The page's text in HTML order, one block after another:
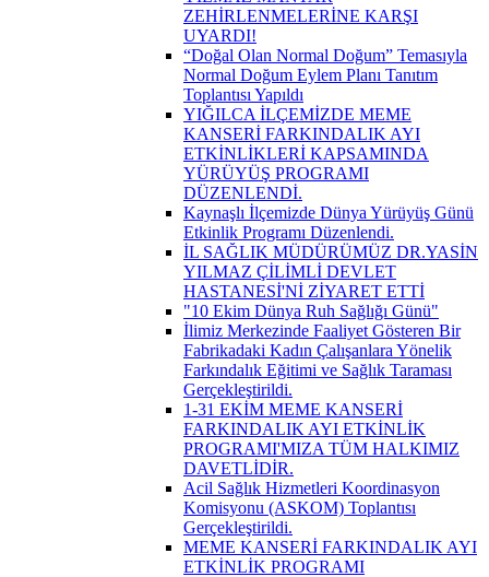
ZEHİRLENMELERİNE KARŞI
UYARDI!
“Doğal Olan Normal Doğum” Temasıyla
Normal Doğum Eylem Planı Tanıtım
Toplantısı Yapıldı
YIĞILCA İLÇEMİZDE MEME
KANSERİ FARKINDALIK AYI
ETKİNLİKLERİ KAPSAMINDA
YÜRÜYÜŞ PROGRAMI
DÜZENLENDİ.
Kaynaşlı İlçemizde Dünya Yürüyüş Günü
Etkinlik Programı Düzenlendi.
İL SAĞLIK MÜDÜRÜMÜZ DR.YASİN
YILMAZ ÇİLİMLİ DEVLET
HASTANESİ'Nİ ZİYARET ETTİ
"10 Ekim Dünya Ruh Sağlığı Günü"
İlimiz Merkezinde Faaliyet Gösteren Bir
Fabrikadaki Kadın Çalışanlara Yönelik
Farkındalık Eğitimi ve Sağlık Taraması
Gerçekleştirildi.
1-31 EKİM MEME KANSERİ
FARKINDALIK AYI ETKİNLİK
PROGRAMI'MIZA TÜM HALKIMIZ
DAVETLİDİR.
Acil Sağlık Hizmetleri Koordinasyon
Komisyonu (ASKOM) Toplantısı
Gerçekleştirildi.
MEME KANSERİ FARKINDALIK AYI
ETKİNLİK PROGRAMI